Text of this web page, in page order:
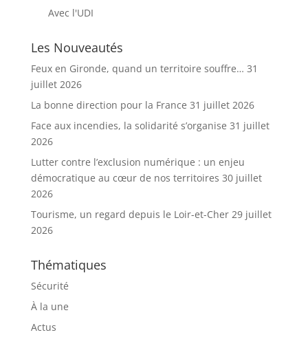
Avec l'UDI
Les Nouveautés
Feux en Gironde, quand un territoire souffre… 31
juillet 2026
La bonne direction pour la France 31 juillet 2026
Face aux incendies, la solidarité s’organise 31 juillet
2026
Lutter contre l’exclusion numérique : un enjeu
démocratique au cœur de nos territoires 30 juillet
2026
Tourisme, un regard depuis le Loir-et-Cher 29 juillet
2026
Thématiques
Sécurité
À la une
Actus